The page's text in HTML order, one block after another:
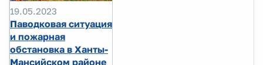
19.05.2023
Паводковая ситуация
и пожарная
обстановка в Ханты-
Мансийском районе